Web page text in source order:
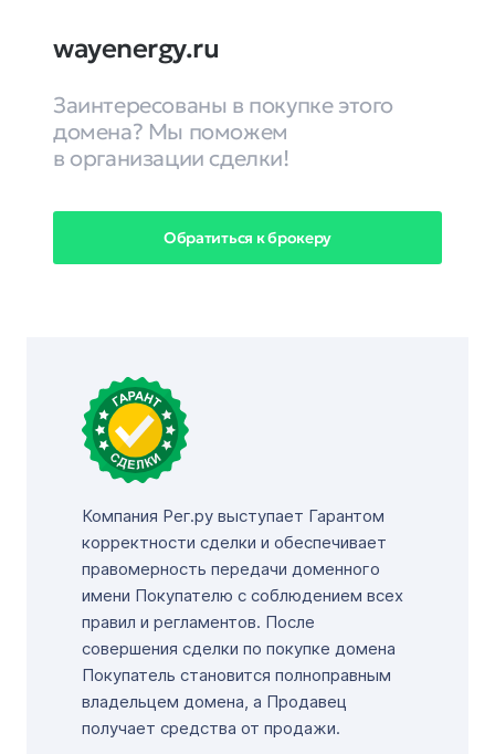
wayenergy.ru
Заинтересованы в покупке этого
домена? Мы поможем
в организации сделки!
Обратиться к брокеру
Компания Рег.ру выступает Гарантом
корректности сделки и обеспечивает
правомерность передачи доменного
имени Покупателю с соблюдением всех
правил и регламентов. После
совершения сделки по покупке домена
Покупатель становится полноправным
владельцем домена, а Продавец
получает средства от продажи.